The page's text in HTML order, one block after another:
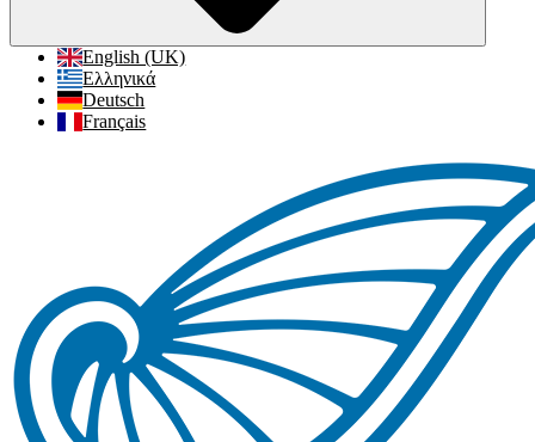
English (UK)
Ελληνικά
Deutsch
Français